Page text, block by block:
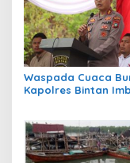
Waspada Cuaca
Kapolres Bintan